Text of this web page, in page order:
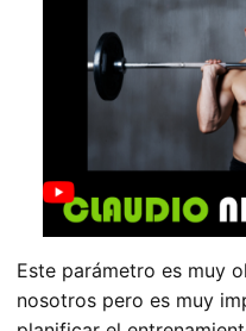
Este parámetro es muy
nosotros pero es muy